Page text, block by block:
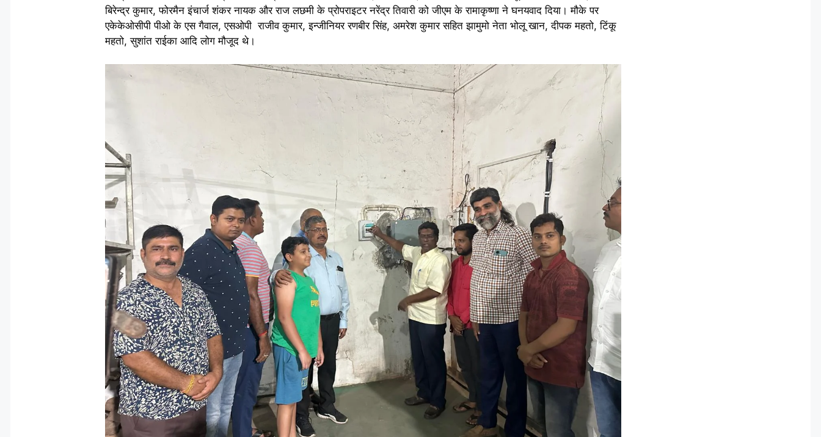
बिरेन्द्र कुमार, फोरमैन इंचार्ज शंकर नायक और राज लछमी के प्रोपराइटर नरेंद्र तिवारी को जीएम के रामाकृष्णा ने घनयवाद दिया। मौके पर
एकेकेओसीपी पीओ के एस गैवाल, एसओपी राजीव कुमार, इन्जीनियर रणबीर सिंह, अमरेश कुमार सहित झामुमो नेता भोलू खान, दीपक महतो, टिंकू
महतो, सुशांत राईका आदि लोग मौजूद थे।